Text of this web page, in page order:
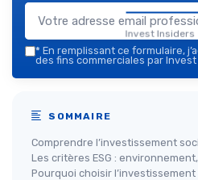
Invest Insiders
* En remplissant ce formulaire,
des fins commerciales par
SOMMAIRE
Comprendre l’investissement
Les critères ESG :
Pourquoi choisir